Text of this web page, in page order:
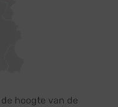
hoogte van de